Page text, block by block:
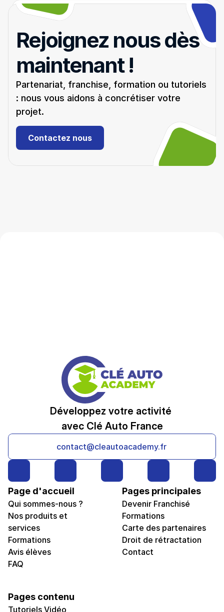
Avancé 03:39
Confirmé
BMW Génération E (EWS3)
(1998 - 2005)
04:12
Rejoignez nous dès
maintenant !
Partenariat, franchise, formation ou tutoriels
: nous vous aidons à concrétiser votre
projet.
Contactez nous
Développez votre activité
avec Clé Auto France
contact@cleautoacademy.fr
Page d'accueil
Qui sommes-nous ?
Nos produits et
services
Formations
Avis élèves
FAQ
Pages principales
Devenir Franchisé
Formations
Carte des partenaires
Droit de rétractation
Contact
Pages contenu
Tutoriels Vidéo